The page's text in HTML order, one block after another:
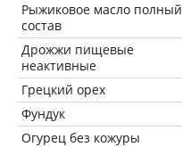
Рыжиковое масло полный
состав
Дрожжи пищевые
неактивные
Грецкий орех
Фундук
Огурец без кожуры